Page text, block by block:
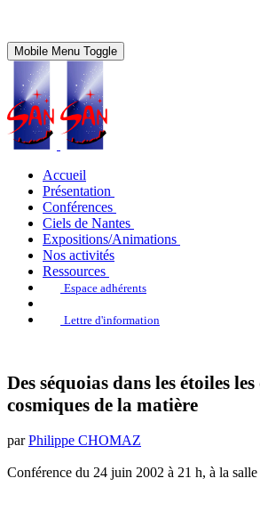
Mobile Menu Toggle
Accueil
Présentation
Conférences
Ciels de Nantes
Expositions/Animations
Nos activités
Ressources
Espace adhérents
Lettre d'information
Des séquoias dans les étoiles
cosmiques de la matière
parPhilippe CHOMAZ
Conférence du 24 juin 2002 à 21 h, à la salle